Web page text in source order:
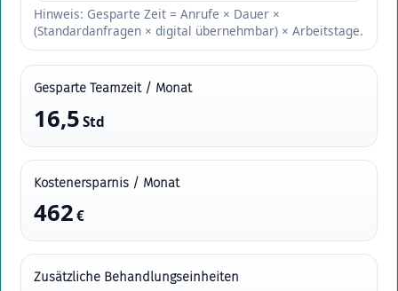
Hinweis: Gesparte Zeit = Anrufe × Dauer ×
(Standardanfragen × digital übernehmbar) × Arbeitstage.
Gesparte Teamzeit / Monat
16,5 Std
Kostenersparnis / Monat
462 €
Zusätzliche Behandlungseinheiten